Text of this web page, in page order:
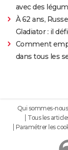
avec des
À 62 ans,
Gladiator : il
Comment
dans tous les
Qui sommes-
Tous les
Paramétrer les